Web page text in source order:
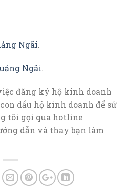
Ngãi.
Ngãi.
đăng ký hộ kinh doanh
dấu hộ kinh doanh để sử
tôi gọi qua hotline
dẫn và thay bạn làm